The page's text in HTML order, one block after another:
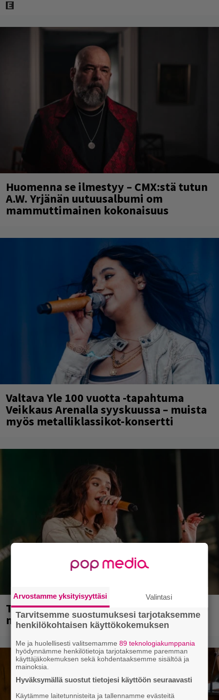
Huomenna se ilmestyy – CMX:stä tutun
A.W. Yrjänän uutuusalbumi om
mammuttimainen kokonaisuus
Valtava Yle 100 vuotta -tapahtuma
Veikkaus Arenalla syyskuussa – muista
myös metalliklassikot-konsertti
Tampereella sunnuntaina superpäivä –
nämä artistit mukana
Arvostamme yksityisyyttäsi Valintasi
Tarvitsemme suostumuksesi tarjotaksemme
henkilökohtaisen käyttökokemuksen
Me ja huolellisesti valitsemamme89 teknologiakumppania
hyödynnämme henkilötietoja tarjotaksemme paremman
käyttäjäkokemuksen sekä kohdentaaksemme sisältöä ja
mainoksia.
Hyväksymällä suostut tietojesi käyttöön seuraavasti
Käytämme laitetunnisteita ja tallennamme evästeitä